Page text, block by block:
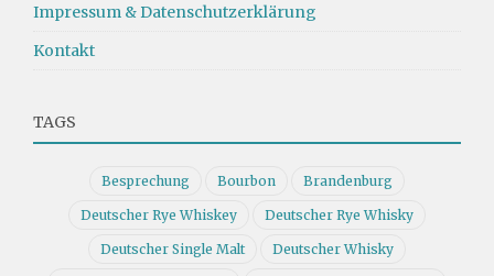
Impressum & Datenschutzerklärung
Kontakt
TAGS
Besprechung Bourbon Brandenburg
Deutscher Rye Whiskey Deutscher Rye Whisky
Deutscher Single Malt Deutscher Whisky